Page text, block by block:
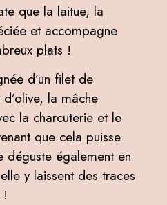
que la laitue, la
et accompagne
plats !
d’un filet de
la mâche
la charcuterie et le
que cela puisse
déguste également en
y laissent des traces